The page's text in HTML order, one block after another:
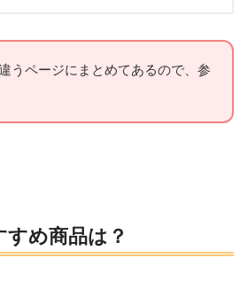
うページにまとめてあるので、参
め商品は？